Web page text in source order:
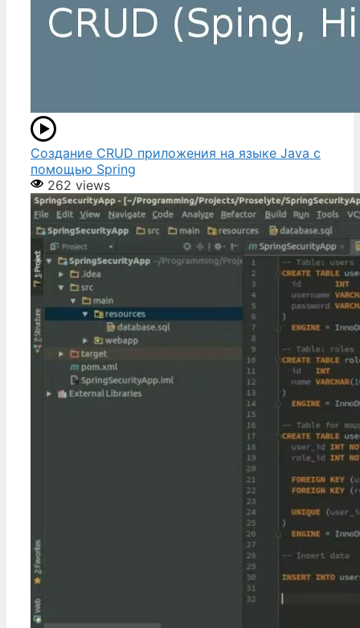
Создание CRUD приложения на языке Java с
помощью Spring
262 views